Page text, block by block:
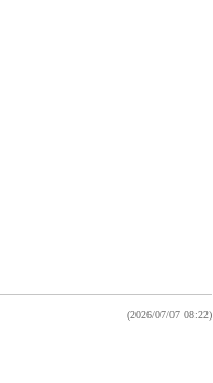
(2026/07/07 08:22)